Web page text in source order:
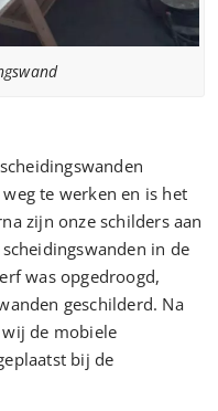
te werken en is het
zijn onze schilders aan
in de
was opgedroogd,
geschilderd. Na
de mobiele
bij de